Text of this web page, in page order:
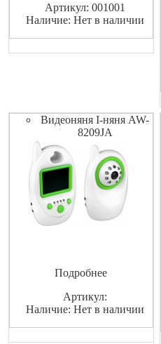
QoS
Артикул: 001001
Наличие: Нет в наличии
Видеоняня I-няня AW-
8209JA
Подробнее
Артикул:
Наличие: Нет в наличии